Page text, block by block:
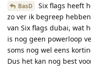
BasD
Six flags heeft
zo ver ik begreep
van Six flags dubai, wat
is nog geen powerloop
soms nog wel eens
Dus het kan nog best